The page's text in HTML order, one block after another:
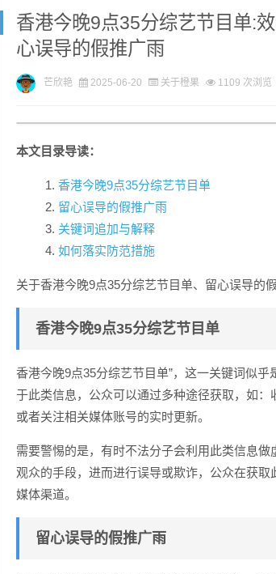
香港今晚9点35分综艺节目单:
心误导的假推广雨
芒欣艳 2025-06-20 关于橙果 1109 次浏览
本文目录导读：
香港今晚9点35分综艺节目单
留心误导的假推广雨
关键词追加与解释
如何落实防范措施
关于香港今晚9点35分综艺节目单、留心误导的
香港今晚9点35分综艺节目单
香港今晚9点35分综艺节目单”，这一关键词似
于此类信息，公众可以通过多种途径获取，如
或者关注相关媒体账号的实时更新。
需要警惕的是，有时不法分子会利用此类信息
观众的手段，进而进行误导或欺诈，公众在获
媒体渠道。
留心误导的假推广雨